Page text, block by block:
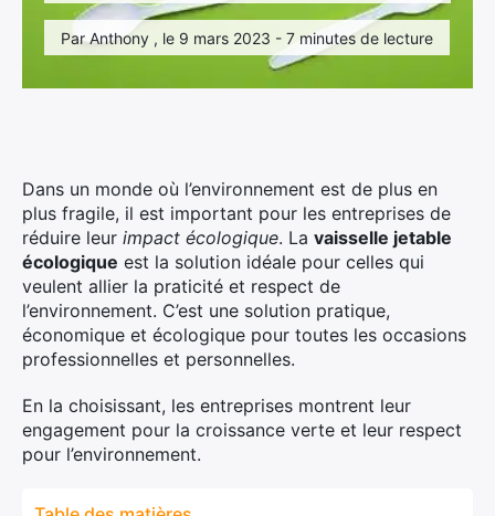
Par Anthony , le 9 mars 2023 - 7 minutes de lecture
Dans un monde où l’environnement est de plus en
plus fragile, il est important pour les entreprises de
réduire leur impact écologique. La vaisselle jetable
écologique est la solution idéale pour celles qui
veulent allier la praticité et respect de
l’environnement. C’est une solution pratique,
économique et écologique pour toutes les occasions
professionnelles et personnelles.
En la choisissant, les entreprises montrent leur
engagement pour la croissance verte et leur respect
pour l’environnement.